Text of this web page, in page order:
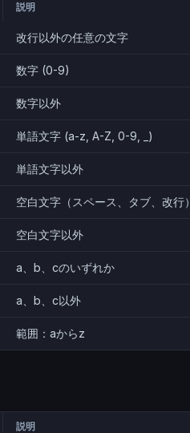
説明
改行以外の任意の文字
数字 (0-9)
数字以外
単語文字 (a-z, A-Z, 0-9, _)
単語文字以外
空白文字（スペース、タブ、改行）
空白文字以外
a、b、cのいずれか
a、b、c以外
範囲：aからz
説明